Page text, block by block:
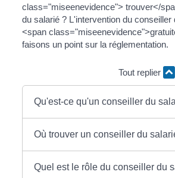
class="miseenevidence"> trouver</
du salarié ? L'intervention du conseiller
<span
faisons un point sur la réglementation.
Tout replier
Qu'est-ce qu'un conseiller du
Où trouver un conseiller du
Quel est le rôle du conseiller du